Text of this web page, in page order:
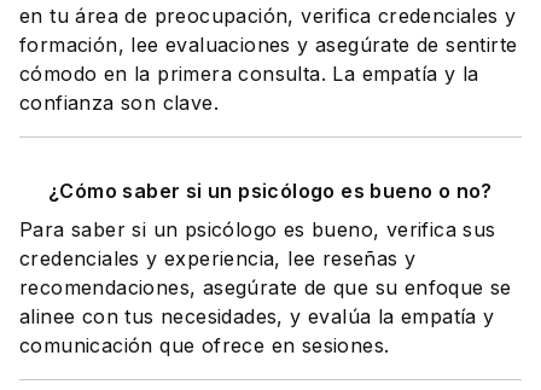
en tu área de preocupación, verifica credenciales y
formación, lee evaluaciones y asegúrate de sentirte
cómodo en la primera consulta. La empatía y la
confianza son clave.
¿Cómo saber si un psicólogo es bueno o no?
Para saber si un psicólogo es bueno, verifica sus
credenciales y experiencia, lee reseñas y
recomendaciones, asegúrate de que su enfoque se
alinee con tus necesidades, y evalúa la empatía y
comunicación que ofrece en sesiones.